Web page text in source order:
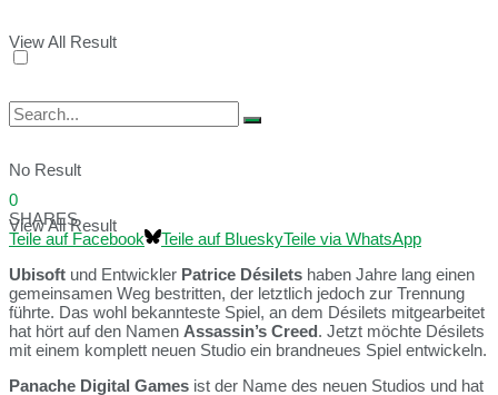
View All Result
No Result
View All Result
0
SHARES
Teile auf Facebook
Teile auf BlueskyTeile via WhatsApp
Ubisoft und Entwickler Patrice Désilets haben Jahre lang einen
gemeinsamen Weg bestritten, der letztlich jedoch zur Trennung
führte. Das wohl bekannteste Spiel, an dem Désilets mitgearbeitet
hat hört auf den Namen Assassin’s Creed. Jetzt möchte Désilets
mit einem komplett neuen Studio ein brandneues Spiel entwickeln.
Panache Digital Games ist der Name des neuen Studios und hat